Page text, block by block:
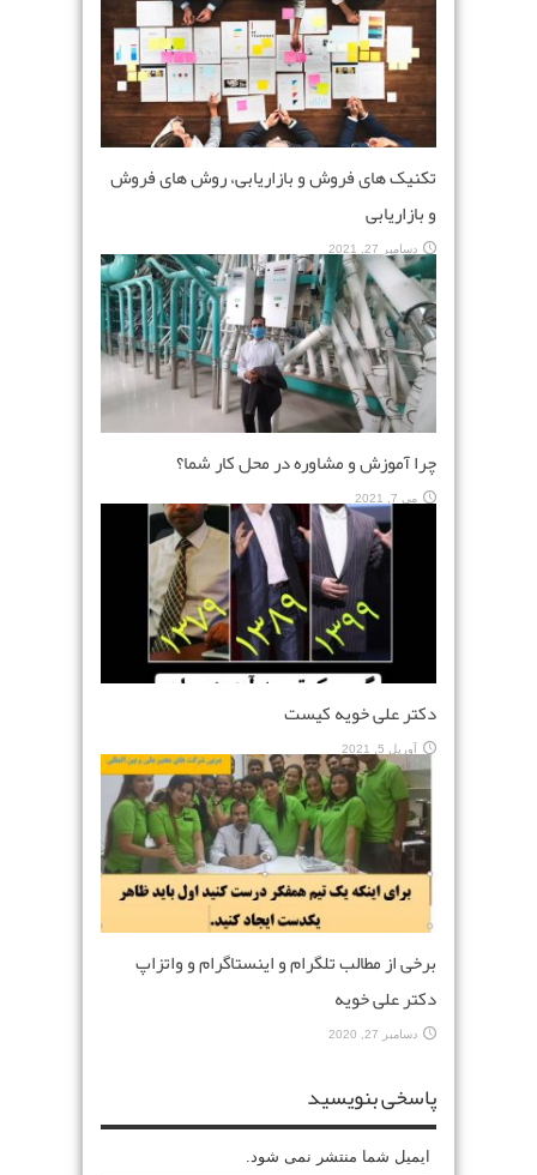
تکنیک های فروش و بازاریابی، روش های فروش
و بازاریابی
دسامبر 27, 2021
چرا آموزش و مشاوره در محل کار شما؟
می 7, 2021
دکتر علی خویه کیست
آوریل 5, 2021
برخی از مطالب تلگرام و اینستاگرام و واتزاپ
دکتر علی خویه
دسامبر 27, 2020
پاسخی بنویسید
ایمیل شما منتشر نمی شود.